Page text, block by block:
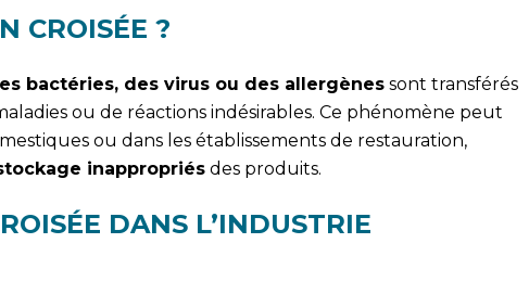
CROISÉE ?
bactéries, des virus ou des allergènessont transférés
ou de réactions indésirables. Ce phénomène peut
ou dans les établissements de restauration,
inappropriésdes produits.
DANS L’INDUSTRIE